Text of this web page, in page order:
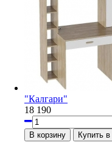
"Калгари"
18 190